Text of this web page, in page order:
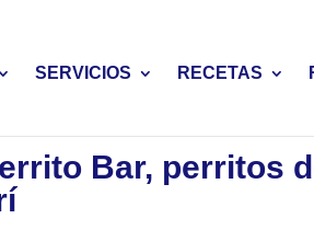
SERVICIOS RECETAS
Bar, perritos